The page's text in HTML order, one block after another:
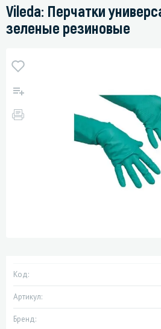
Vileda: Перчатки
зеленые резиновые
Код:
Артикул:
Бренд: